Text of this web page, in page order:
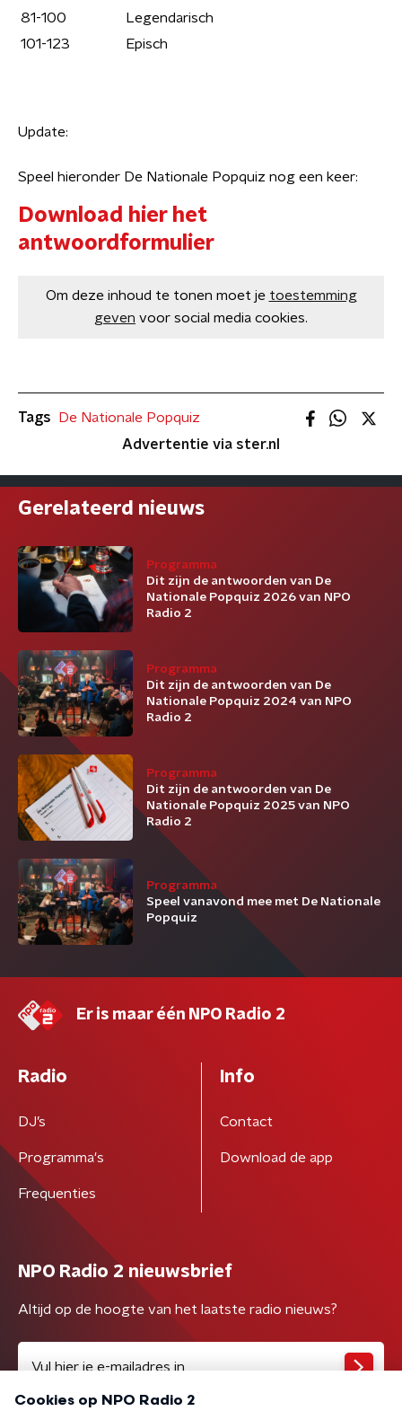
81-100
Legendarisch
101-123
Episch
Update:
Speel hieronder De Nationale Popquiz nog een keer:
Download hier het
antwoordformulier
Om deze inhoud te tonen moet je toestemming
geven voor social media cookies.
Tags
De Nationale Popquiz
Advertentie via ster.nl
Gerelateerd nieuws
Programma
Dit zijn de antwoorden van De
Nationale Popquiz 2026 van NPO
Radio 2
Programma
Dit zijn de antwoorden van De
Nationale Popquiz 2024 van NPO
Radio 2
Programma
Dit zijn de antwoorden van De
Nationale Popquiz 2025 van NPO
Radio 2
Programma
Speel vanavond mee met De Nationale
Popquiz
Er is maar één NPO Radio 2
Radio
DJ’s
Programma's
Frequenties
Info
Contact
Download de app
NPO Radio 2 nieuwsbrief
Altijd op de hoogte van het laatste radio nieuws?